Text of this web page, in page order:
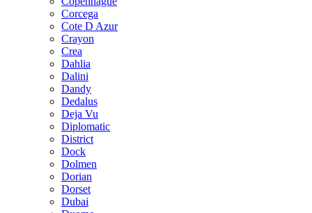
Corcega
Cote D Azur
Crayon
Crea
Dahlia
Dalini
Dandy
Dedalus
Deja Vu
Diplomatic
District
Dock
Dolmen
Dorian
Dorset
Dubai